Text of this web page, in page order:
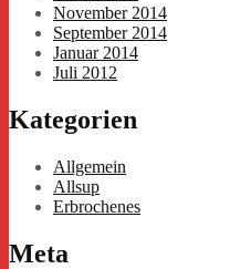
November 2014
September 2014
Januar 2014
Juli 2012
Kategorien
Allgemein
Allsup
Erbrochenes
Meta